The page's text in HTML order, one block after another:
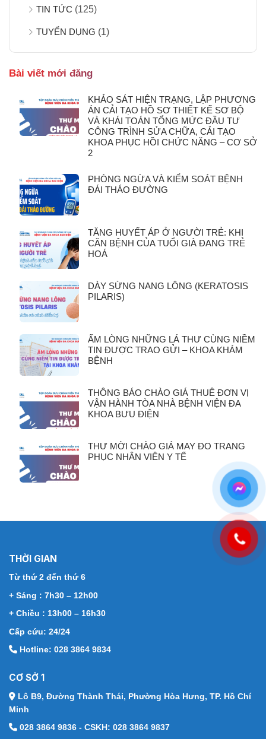
TIN TỨC (125)
TUYỂN DỤNG (1)
Bài viết mới đăng
KHẢO SÁT HIỆN TRẠNG, LẬP PHƯƠNG
ÁN CẢI TẠO HỒ SƠ THIẾT KẾ SƠ BỘ
VÀ KHÁI TOÁN TỔNG MỨC ĐẦU TƯ
CÔNG TRÌNH SỬA CHỮA, CẢI TẠO
KHOA PHỤC HỒI CHỨC NĂNG – CƠ SỞ
2
PHÒNG NGỪA VÀ KIỂM SOÁT BỆNH
ĐÁI THÁO ĐƯỜNG
TĂNG HUYẾT ÁP Ở NGƯỜI TRẺ: KHI
CĂN BỆNH CỦA TUỔI GIÀ ĐANG TRẺ
HOÁ
DÀY SỪNG NANG LÔNG (KERATOSIS
PILARIS)
ẤM LÒNG NHỮNG LÁ THƯ CÙNG NIỀM
TIN ĐƯỢC TRAO GỬI – KHOA KHÁM
BỆNH
THÔNG BÁO CHÀO GIÁ THUÊ ĐƠN VỊ
VẬN HÀNH TÒA NHÀ BỆNH VIỆN ĐA
KHOA BƯU ĐIỆN
THƯ MỜI CHÀO GIÁ MAY ĐO TRANG
PHỤC NHÂN VIÊN Y TẾ
THỜI GIAN
Từ thứ 2 đến thứ 6
+ Sáng : 7h30 – 12h00
+ Chiều : 13h00 – 16h30
Cấp cứu: 24/24
Hotline: 028 3864 9834
CƠ SỞ 1
Lô B9, Đường Thành Thái, Phường Hòa Hưng, TP. Hồ Chí
Minh
028 3864 9836 - CSKH: 028 3864 9837